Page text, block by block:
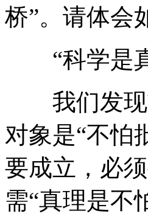
桥”。请体会
“科学是真
我们发现
对象是“不怕
要成立，必
需“真理是不